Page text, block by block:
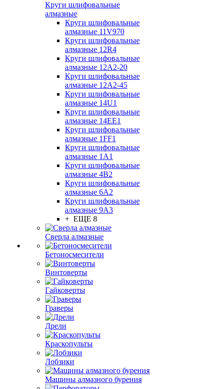
Круги шлифовальные
алмазные
Круги шлифовальные
алмазные 11V970
Круги шлифовальные
алмазные 12R4
Круги шлифовальные
алмазные 12А2-20
Круги шлифовальные
алмазные 12А2-45
Круги шлифовальные
алмазные 14U1
Круги шлифовальные
алмазные 14ЕЕ1
Круги шлифовальные
алмазные 1FF1
Круги шлифовальные
алмазные 1А1
Круги шлифовальные
алмазные 4В2
Круги шлифовальные
алмазные 6A2
Круги шлифовальные
алмазные 9А3
+ ЕЩЕ 8
Сверла алмазные
Бетоносмесители
Винтоверты
Гайковерты
Граверы
Дрели
Краскопульты
Лобзики
Машины алмазного бурения